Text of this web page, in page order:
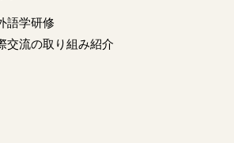
語学研修
交流の取り組み紹介